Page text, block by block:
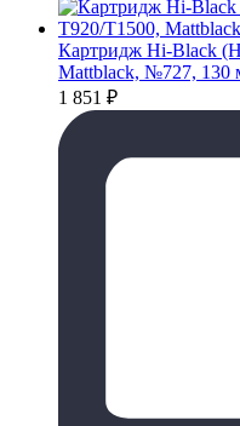
Картридж Hi-Black
Mattblack, №727, 130
1 851 ₽